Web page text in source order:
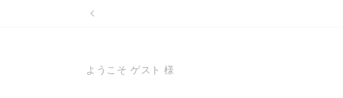
ようこそ ゲスト 様